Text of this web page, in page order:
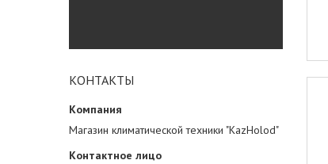
КОНТАКТЫ
Магазин климатической техники "KazHolod"